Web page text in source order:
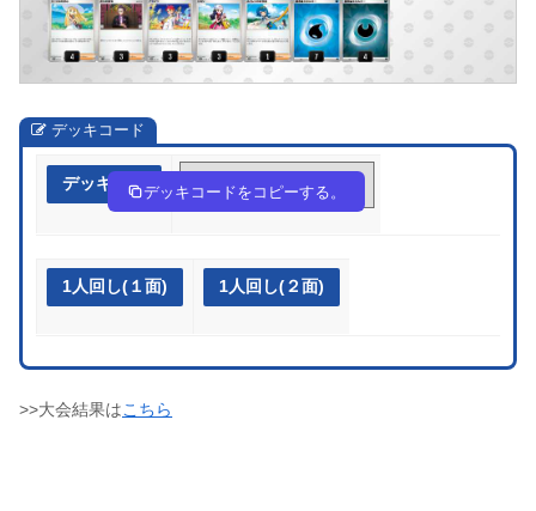
デッキコード
デッキ作成 fFf5bk-lQM9Ft-k1FVvb
デッキコードをコピーする。
1人回し(１面) 1人回し(２面)
>>大会結果はこちら